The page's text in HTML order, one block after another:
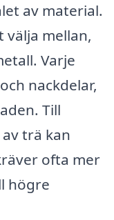
av material.
mellan,
Varje
nackdelar,
Till
trä kan
ofta mer
högre